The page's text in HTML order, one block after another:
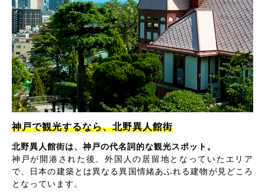
神戸で観光するなら、北野異人館街
北野異人館街は、神戸の代名詞的な観光スポット。
神戸が開港された後、外国人の居留地となっていたエリア
で、日本の建築とは異なる異国情緒あふれる建物が見どころ
となっています。